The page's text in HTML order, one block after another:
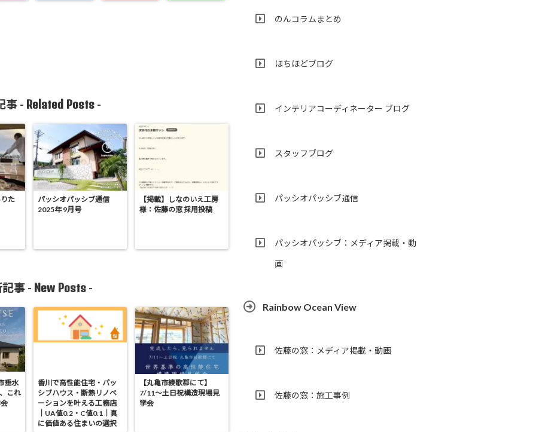
事 - Related Posts-
た
パッシオパッシブ通信
2025年 9月号
【掲載】しなのいえ工房
様：佐藤の窓 採用投稿
事 - New Posts -
垂水
これ
香川で高性能住宅・パッ
シブハウス・断熱リノベ
ーションを叶える工務店
｜UA値0.2・C値0.1｜真
に価値ある住まいの選択
【丸亀市綾歌郡にて】
7/11～土日祝構造現場見
学会
のんコラムまとめ
ほちほどブログ
インテリアコーディネーター ブログ
スタッフブログ
パッシオパッシブ通信
パッシオパッシブ：メディア掲載・動
画
Rainbow Ocean View
佐藤の窓：メディア掲載・動画
佐藤の窓：施工事例